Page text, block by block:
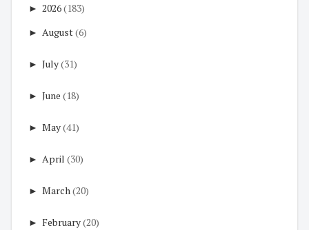
► 2026(183)
► August(6)
► July(31)
► June (18)
► May(41)
► April (30)
► March(20)
► February(20)